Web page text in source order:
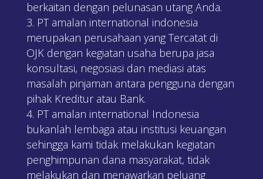
berkaitan dengan pelunasan utang Anda.
PT amalan international indonesia
merupakan perusahaan yang Tercatat di
OJK dengan kegiatan usaha berupa jasa
konsultasi, negosiasi dan mediasi atas
masalah pinjaman antara pengguna dengan
pihak Kreditur atau Bank.
PT amalan international Indonesia
bukanlah lembaga atau institusi keuangan
sehingga kami tidak melakukan kegiatan
penghimpunan dana masyarakat, tidak
melakukan dan menawarkan peluang